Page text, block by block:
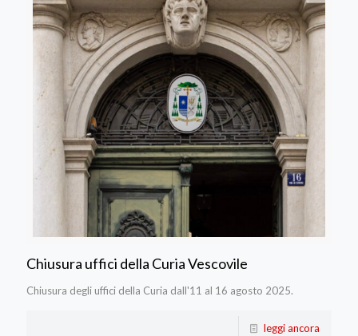
Chiusura uffici della Curia Vescovile
Chiusura degli uffici della Curia dall'11 al 16 agosto 2025.
leggi ancora